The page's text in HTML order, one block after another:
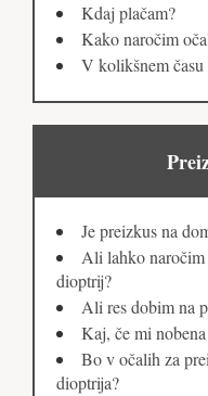
Kdaj plačam?
Kako naročim
V kolikšnem času
Je preizkus na
Ali lahko naročim
dioptrij?
Ali res dobim na
Kaj, če mi
Bo v očalih za
dioptrija?